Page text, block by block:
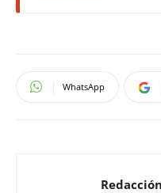
WhatsApp